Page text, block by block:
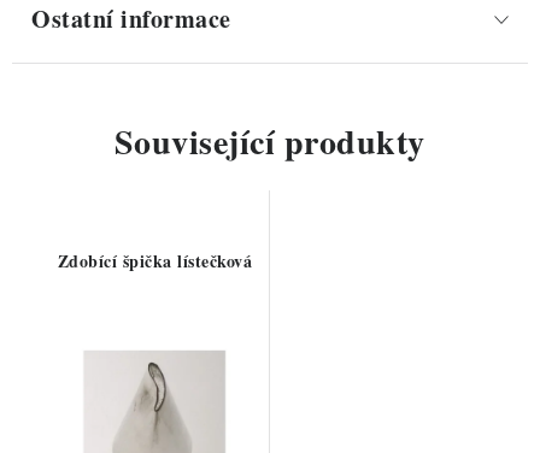
Ostatní informace
Související produkty
Zdobící špička lístečková